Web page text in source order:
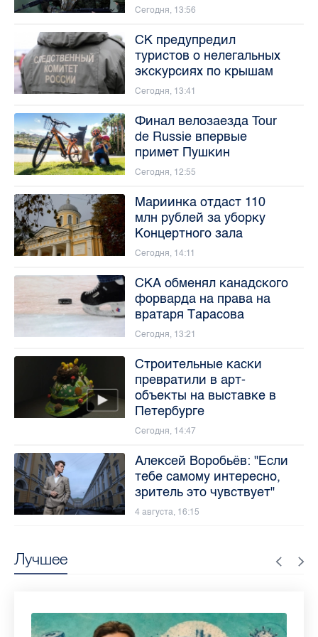
Лучшее
Сегодня, 13:56
СК предупредил
туристов о нелегальных
экскурсиях по крышам
Сегодня, 13:41
Финал велозаезда Tour
de Russie впервые
примет Пушкин
Сегодня, 12:55
Мариинка отдаст 110
млн рублей за уборку
Концертного зала
Сегодня, 14:11
СКА обменял канадского
форварда на права на
вратаря Тарасова
Сегодня, 13:21
Строительные каски
превратили в арт-
объекты на выставке в
Петербурге
Сегодня, 14:47
Алексей Воробьёв: "Если
тебе самому интересно,
зритель это чувствует"
4 августа, 16:15